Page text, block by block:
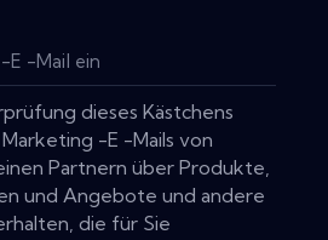
dieses Kästchens
-E -Mails von
Partnern über Produkte,
und Angebote und andere
die für Sie